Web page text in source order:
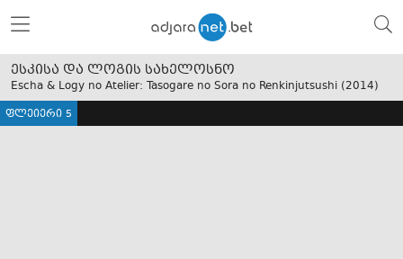
ესკისა და ლოგის სახელოსნო
Escha & Logy no Atelier: Tasogare no Sora no Renkinjutsushi (2014)
ფლეიერი 5